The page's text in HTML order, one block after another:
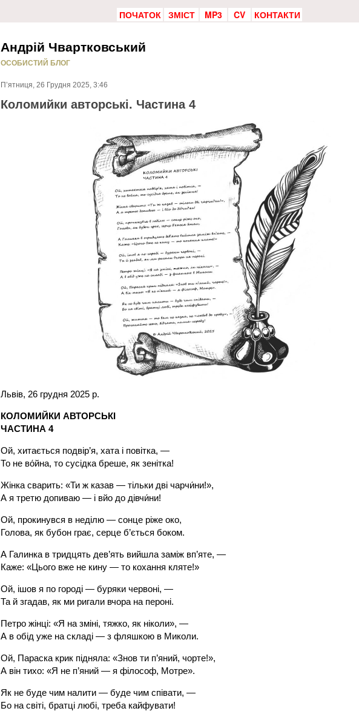
ПОЧАТОК ЗМІСТ MP3 CV КОНТАКТИ
Андрій Чвартковський
ОСОБИСТИЙ БЛОГ
Коломийки авторські. Частина 4
П’ятниця, 26 Грудня 2025, 3:46
Львів, 26 грудня 2025 р.
КОЛОМИЙКИ АВТОРСЬКІ
ЧАСТИНА 4
Ой, хитається подвір’я, хата і повітка, —
То не во́йна, то сусідка бреше, як зенітка!
Жінка сварить: «Ти ж казав — тільки дві чарчи́ни!»,
А я третю допиваю — і вйо до дівчи́ни!
Ой, прокинувся в неділю — сонце ріже око,
Голова, як бубон грає, серце б’ється боком.
А Галинка в тридцять дев’ять вийшла заміж вп’яте, —
Каже: «Цього вже не кину — то кохання кляте!»
Ой, ішов я по городі — буряки червоні, —
Та й згадав, як ми ригали вчора на пероні.
Петро жінці: «Я на зміні, тяжко, як ніколи», —
А в обід уже на складі — з фляшкою в Миколи.
Ой, Параска крик підняла: «Знов ти п’яний, чорте!»,
А він тихо: «Я не п’яний — я філософ, Мотре».
Як не буде чим налити — буде чим співати, —
Бо на світі, братці любі, треба кайфувати!